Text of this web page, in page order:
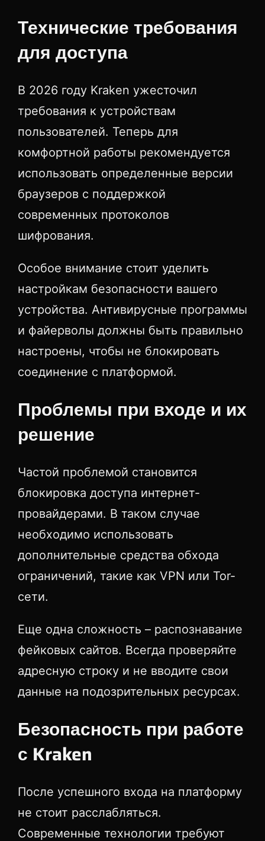
Технические требования
для доступа
В 2026 году Kraken ужесточил
требования к устройствам
пользователей. Теперь для
комфортной работы рекомендуется
использовать определенные версии
браузеров с поддержкой
современных протоколов
шифрования.
Особое внимание стоит уделить
настройкам безопасности вашего
устройства. Антивирусные программы
и файерволы должны быть правильно
настроены, чтобы не блокировать
соединение с платформой.
Проблемы при входе и их
решение
Частой проблемой становится
блокировка доступа интернет-
провайдерами. В таком случае
необходимо использовать
дополнительные средства обхода
ограничений, такие как VPN или Tor-
сети.
Еще одна сложность – распознавание
фейковых сайтов. Всегда проверяйте
адресную строку и не вводите свои
данные на подозрительных ресурсах.
Безопасность при работе
с Kraken
После успешного входа на платформу
не стоит расслабляться.
Современные технологии требуют